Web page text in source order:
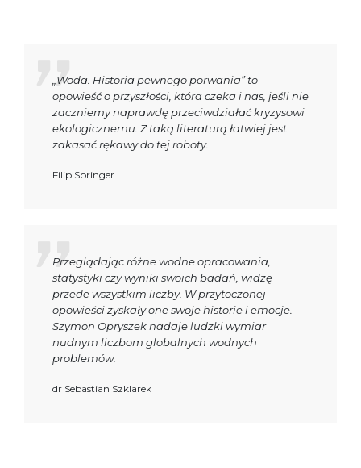
„Woda. Historia pewnego porwania” to
opowieść o przyszłości, która czeka i nas, jeśli nie
zaczniemy naprawdę przeciwdziałać kryzysowi
ekologicznemu. Z taką literaturą łatwiej jest
zakasać rękawy do tej roboty.
Filip Springer
Przeglądając różne wodne opracowania,
statystyki czy wyniki swoich badań, widzę
przede wszystkim liczby. W przytoczonej
opowieści zyskały one swoje historie i emocje.
Szymon Opryszek nadaje ludzki wymiar
nudnym liczbom globalnych wodnych
problemów.
dr Sebastian Szklarek